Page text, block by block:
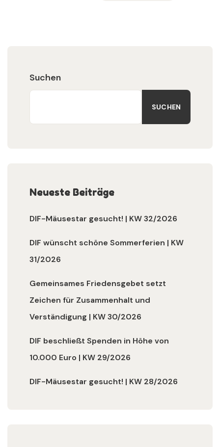
Suchen
SUCHEN
Neueste Beiträge
DIF-Mäusestar gesucht! | KW 32/2026
DIF wünscht schöne Sommerferien | KW
31/2026
Gemeinsames Friedensgebet setzt
Zeichen für Zusammenhalt und
Verständigung | KW 30/2026
DIF beschließt Spenden in Höhe von
10.000 Euro | KW 29/2026
DIF-Mäusestar gesucht! | KW 28/2026